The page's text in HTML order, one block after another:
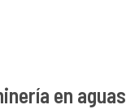
en aguas